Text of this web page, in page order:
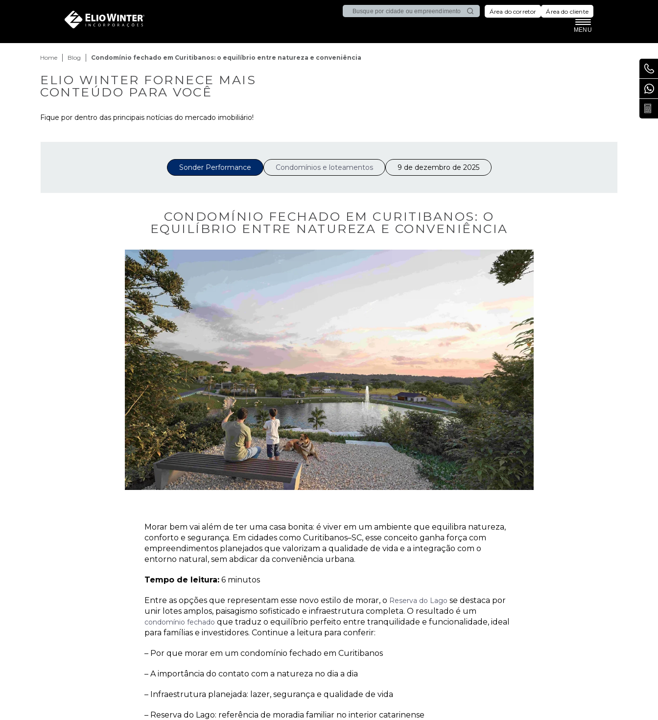
Área do corretor Área do cliente
MENU
Home Blog Condomínio fechado em Curitibanos: o equilíbrio entre natureza e conveniência
ELIO WINTER FORNECE MAIS
CONTEÚDO PARA VOCÊ
Fique por dentro das principais notícias do mercado imobiliário!
Sonder Performance Condomínios e loteamentos 9 de dezembro de 2025
CONDOMÍNIO FECHADO EM CURITIBANOS: O
EQUILÍBRIO ENTRE NATUREZA E CONVENIÊNCIA
Morar bem vai além de ter uma casa bonita: é viver em um ambiente que equilibra natureza,
conforto e segurança. Em cidades como Curitibanos–SC, esse conceito ganha força com
empreendimentos planejados que valorizam a qualidade de vida e a integração com o
entorno natural, sem abdicar da conveniência urbana.
Tempo de leitura:6 minutos
Entre as opções que representam esse novo estilo de morar, o Reserva do Lago se destaca por
unir lotes amplos, paisagismo sofisticado e infraestrutura completa. O resultado é um
condomínio fechado que traduz o equilíbrio perfeito entre tranquilidade e funcionalidade, ideal
para famílias e investidores. Continue a leitura para conferir:
– Por que morar em um condomínio fechado em Curitibanos
– A importância do contato com a natureza no dia a dia
– Infraestrutura planejada: lazer, segurança e qualidade de vida
– Reserva do Lago: referência de moradia familiar no interior catarinense